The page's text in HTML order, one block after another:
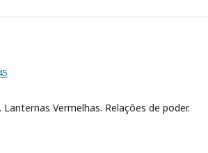
Lanternas Vermelhas. Relações de poder.